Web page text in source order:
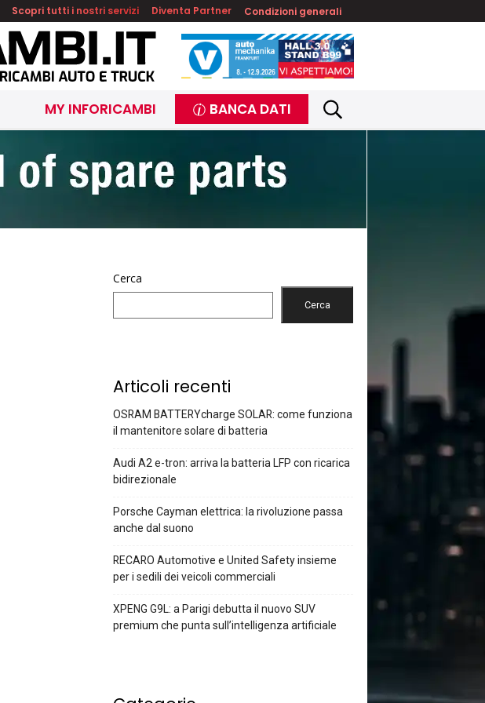
Scopri tutti i nostri servizi Diventa Partner Condizioni generali
MY INFORICAMBI BANCA DATI
Cerca
Cerca
Articoli recenti
OSRAM BATTERYcharge SOLAR: come funziona
il mantenitore solare di batteria
Audi A2 e-tron: arriva la batteria LFP con ricarica
bidirezionale
Porsche Cayman elettrica: la rivoluzione passa
anche dal suono
RECARO Automotive e United Safety insieme
per i sedili dei veicoli commerciali
XPENG G9L: a Parigi debutta il nuovo SUV
premium che punta sull’intelligenza artificiale